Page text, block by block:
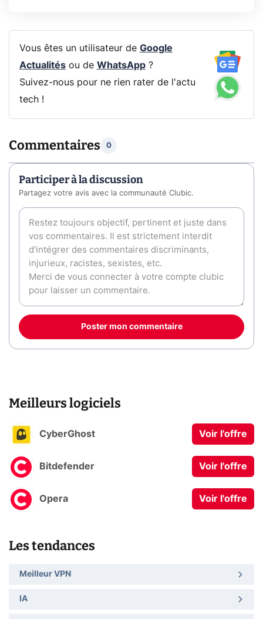
Vous êtes un utilisateur de Google
Actualitésou de WhatsApp?
Suivez-nous pour ne rien rater de l'actu
tech !
Commentaires 0
Participer à la discussion
Partagez votre avis avec la communauté Clubic.
Poster mon commentaire
Meilleurs logiciels
CyberGhost Voir l'offre
Bitdefender Voir l'offre
Opera Voir l'offre
Les tendances
Meilleur VPN
IA